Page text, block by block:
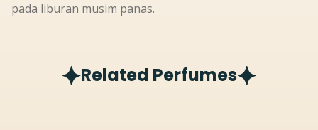
pada liburan musim panas.
Related Perfumes